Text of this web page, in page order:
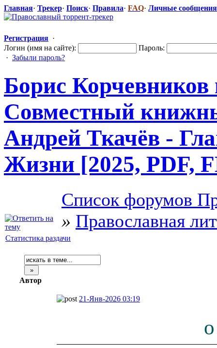
Главная· Трекер· Поиск· Правила· FAQ· Личные сообщения
Регистрация ·
Логин (имя на сайте):
Пароль:
· Забыли пароль?
Борис Корчевников
Совместный
Андрей Ткачёв -
Жизни [2025, PDF,
Список форумов
» Православная
Статистика раздачи
Автор
21-Янв-2026 03:19